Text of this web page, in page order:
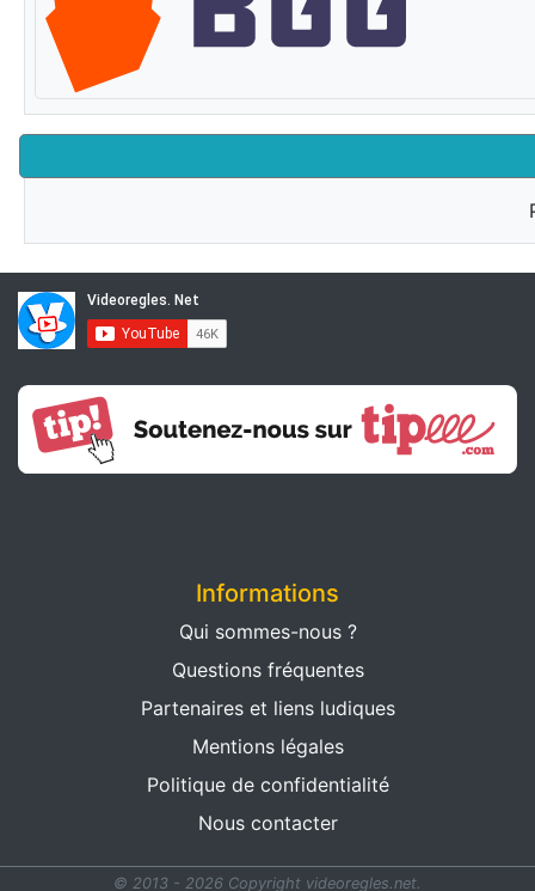
Informations
Qui sommes-nous ?
Questions fréquentes
Partenaires et liens ludiques
Mentions légales
Politique de confidentialité
Nous contacter
© 2013 - 2026 Copyright videoregles.net.